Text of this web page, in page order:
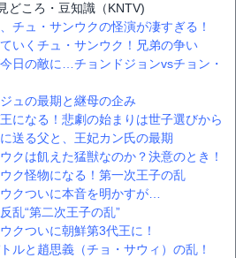
どころ・豆知識（KNTV)
チュ・サンウクの怪演が凄すぎる！
いくチュ・サンウク！兄弟の争い
日の敵に…チョンドジョンvsチョン・
ュの最期と継母の企み
になる！悲劇の始まりは世子選びから
送る父と、王妃カン氏の最期
クは飢えた猛獣なのか？決意のとき！
ク怪物になる！第一次王子の乱
クついに本音を明かすが…
乱“第二次王子の乱”
クついに朝鮮第3代王に！
ルと趙思義（チョ・サウィ）の乱！